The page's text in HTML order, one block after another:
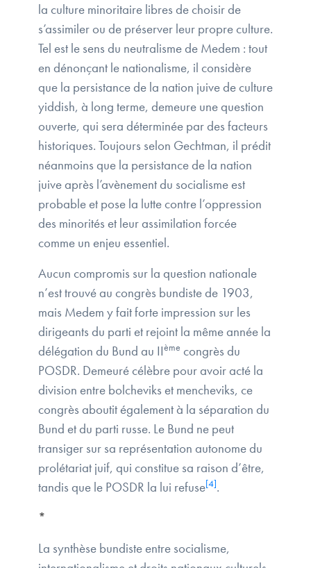
la culture minoritaire libres de choisir de
s’assimiler ou de préserver leur propre culture.
Tel est le sens du neutralisme de Medem : tout
en dénonçant le nationalisme, il considère
que la persistance de la nation juive de culture
yiddish, à long terme, demeure une question
ouverte, qui sera déterminée par des facteurs
historiques. Toujours selon Gechtman, il prédit
néanmoins que la persistance de la nation
juive après l’avènement du socialisme est
probable et pose la lutte contre l’oppression
des minorités et leur assimilation forcée
comme un enjeu essentiel.
Aucun compromis sur la question nationale
n’est trouvé au congrès bundiste de 1903,
mais Medem y fait forte impression sur les
dirigeants du parti et rejoint la même année la
délégation du Bund au IIème congrès du
POSDR. Demeuré célèbre pour avoir acté la
division entre bolcheviks et mencheviks, ce
congrès aboutit également à la séparation du
Bund et du parti russe. Le Bund ne peut
transiger sur sa représentation autonome du
prolétariat juif, qui constitue sa raison d’être,
tandis que le POSDR la lui refuse[4].
*
La synthèse bundiste entre socialisme,